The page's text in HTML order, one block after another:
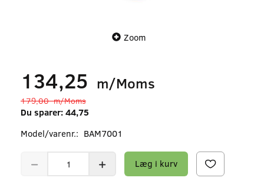
Zoom
134,25 m/Moms
179,00m/Moms
Du sparer: 44,75
Model/varenr.: BAM7001
Læg i kurv